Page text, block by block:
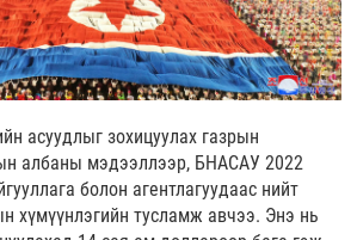
асуудлыг зохицуулах газрын
албаны мэдээллээр, БНАСАУ 2022
болон агентлагуудаас нийт
хүмүүнлэгийн тусламж авчээ. Энэ нь